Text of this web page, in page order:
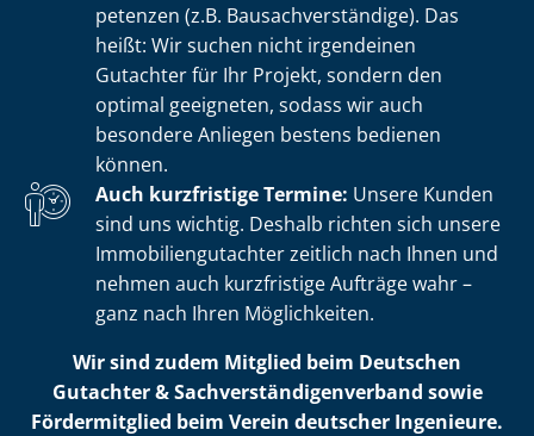
pe­ten­zen (z.B. Bau­sach­ver­stän­di­ge). Das
heißt: Wir suchen nicht irgendeinen
Gutachter für Ihr Projekt, sondern den
optimal geeigneten, sodass wir auch
besondere Anliegen bestens bedienen
können.
Auch kurzfristige Termine: Unsere Kunden
sind uns wichtig. Deshalb richten sich unsere
Im­mo­bi­li­en­gut­ach­ter zeitlich nach Ihnen und
nehmen auch kurzfristige Aufträge wahr –
ganz nach Ihren Möglichkeiten.
Wir sind zudem Mitglied beim Deutschen
Gutachter & Sach­ver­stän­di­gen­ver­band sowie
Fördermitglied beim Verein deutscher Ingenieure.